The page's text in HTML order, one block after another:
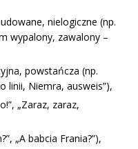
nielogiczne (np.
wypalony, zawalony –
powstańcza (np.
linii, Niemra, ausweis”),
„Zaraz, zaraz,
„A babcia Frania?”),